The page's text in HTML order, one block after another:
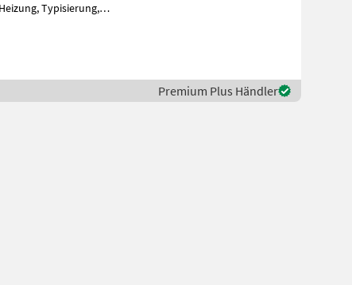
Premium Plus Händler